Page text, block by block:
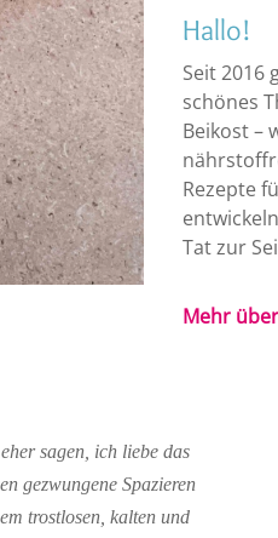
Hallo!
Seit 2016
schönes
Beikost –
Rezepte
Tat zur
Mehr
sagen, ich liebe das
gezwungene Spazieren
trostlosen, kalten und